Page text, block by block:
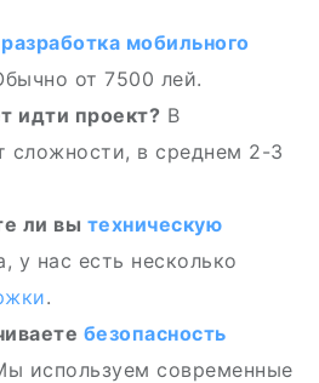
разработка мобильного
от 7500 лей.
идти проект? В
сложности, в среднем 2-3
ли вы техническую
у нас есть несколько
.
безопасность
используем современные